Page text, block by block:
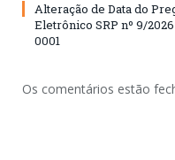
Alteração de Data do
Eletrônico SRP nº 9/
0001
Os comentários estão